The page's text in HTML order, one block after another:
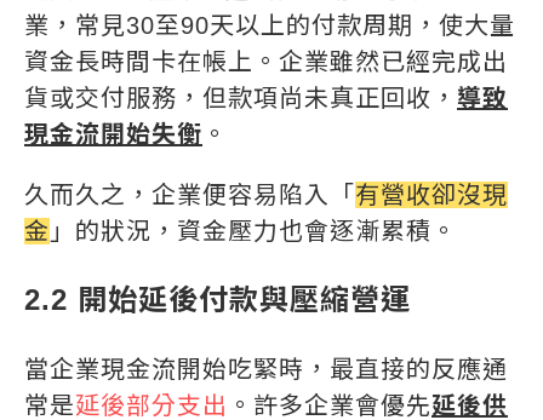
業，常見30至90天以上的付款周期，使大量
資金長時間卡在帳上。企業雖然已經完成出
貨或交付服務，但款項尚未真正回收， 導致
現金流開始失衡 。
久而久之，企業便容易陷入「 有營收卻沒現
金 」的狀況，資金壓力也會逐漸累積。
2.2 開始延後付款與壓縮營運
當企業現金流開始吃緊時，最直接的反應通
常是延後部分支出 。許多企業會優先延後供